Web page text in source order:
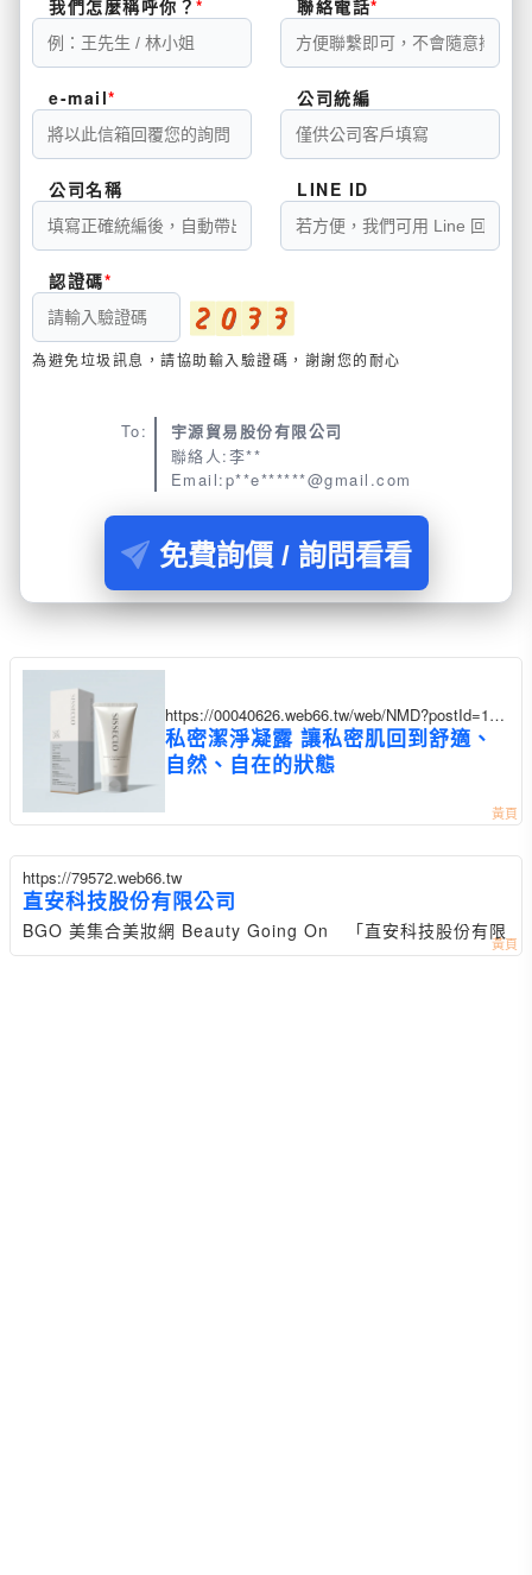
我們怎麼稱呼你？ 聯絡電話
e-mail 公司統編
公司名稱 LINE ID
認證碼
為避免垃圾訊息，請協助輸入驗證碼，謝謝您的耐心
To:
宇源貿易股份有限公司
聯絡人:李**
Email:p**e******@gmail.com
免費詢價 / 詢問看看
https://00040626.web66.tw/web/NMD?postId=135
4162
私密潔淨凝露 讓私密肌回到舒適、
自然、自在的狀態
https://79572.web66.tw
直安科技股份有限公司
BGO 美集合美妝網 Beauty Going On 「直安科技股份有限